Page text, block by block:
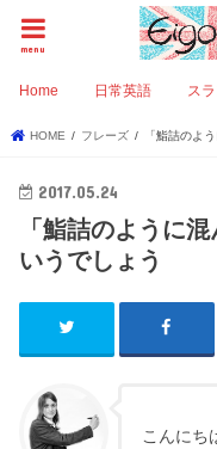
menu
Home 日常英語 ス
HOME フレーズ 「鮨詰のよ
2017.05.24
「鮨詰のように
いうでしょう
こんにち